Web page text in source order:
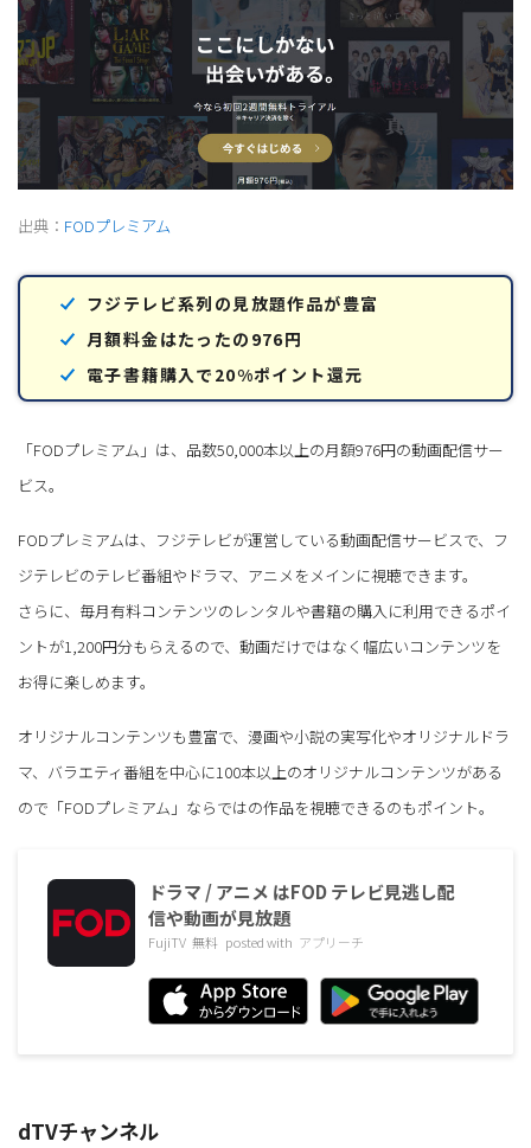
出典： FODプレミアム
フジテレビ系列の見放題作品が豊富
月額料金はたったの976円
電子書籍購入で20%ポイント還元
「FODプレミアム」は、品数50,000本以上の月額976円の動画配信サー
ビス。
FODプレミアムは、フジテレビが運営している動画配信サービスで、フ
ジテレビのテレビ番組やドラマ、アニメをメインに視聴できます。
さらに、毎月有料コンテンツのレンタルや書籍の購入に利用できるポイ
ントが1,200円分もらえるので、動画だけではなく幅広いコンテンツを
お得に楽しめます。
オリジナルコンテンツも豊富で、漫画や小説の実写化やオリジナルドラ
マ、バラエティ番組を中心に100本以上のオリジナルコンテンツがある
ので「FODプレミアム」ならではの作品を視聴できるのもポイント。
ドラマ / アニメ はFOD テレビ見逃し配
信や動画が見放題
FujiTV 無料 posted with アプリーチ
dTVチャンネル